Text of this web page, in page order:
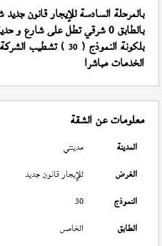
بالمرحلة السادسة للإيجار قانون جديد
بلكونة النموذج (30
الخدمات مباشرا
معلومات عن الشقة
المدينة مدينتي
الغرض
للإيجار قانون جديد
النموذج
30
الطابق
الخامس